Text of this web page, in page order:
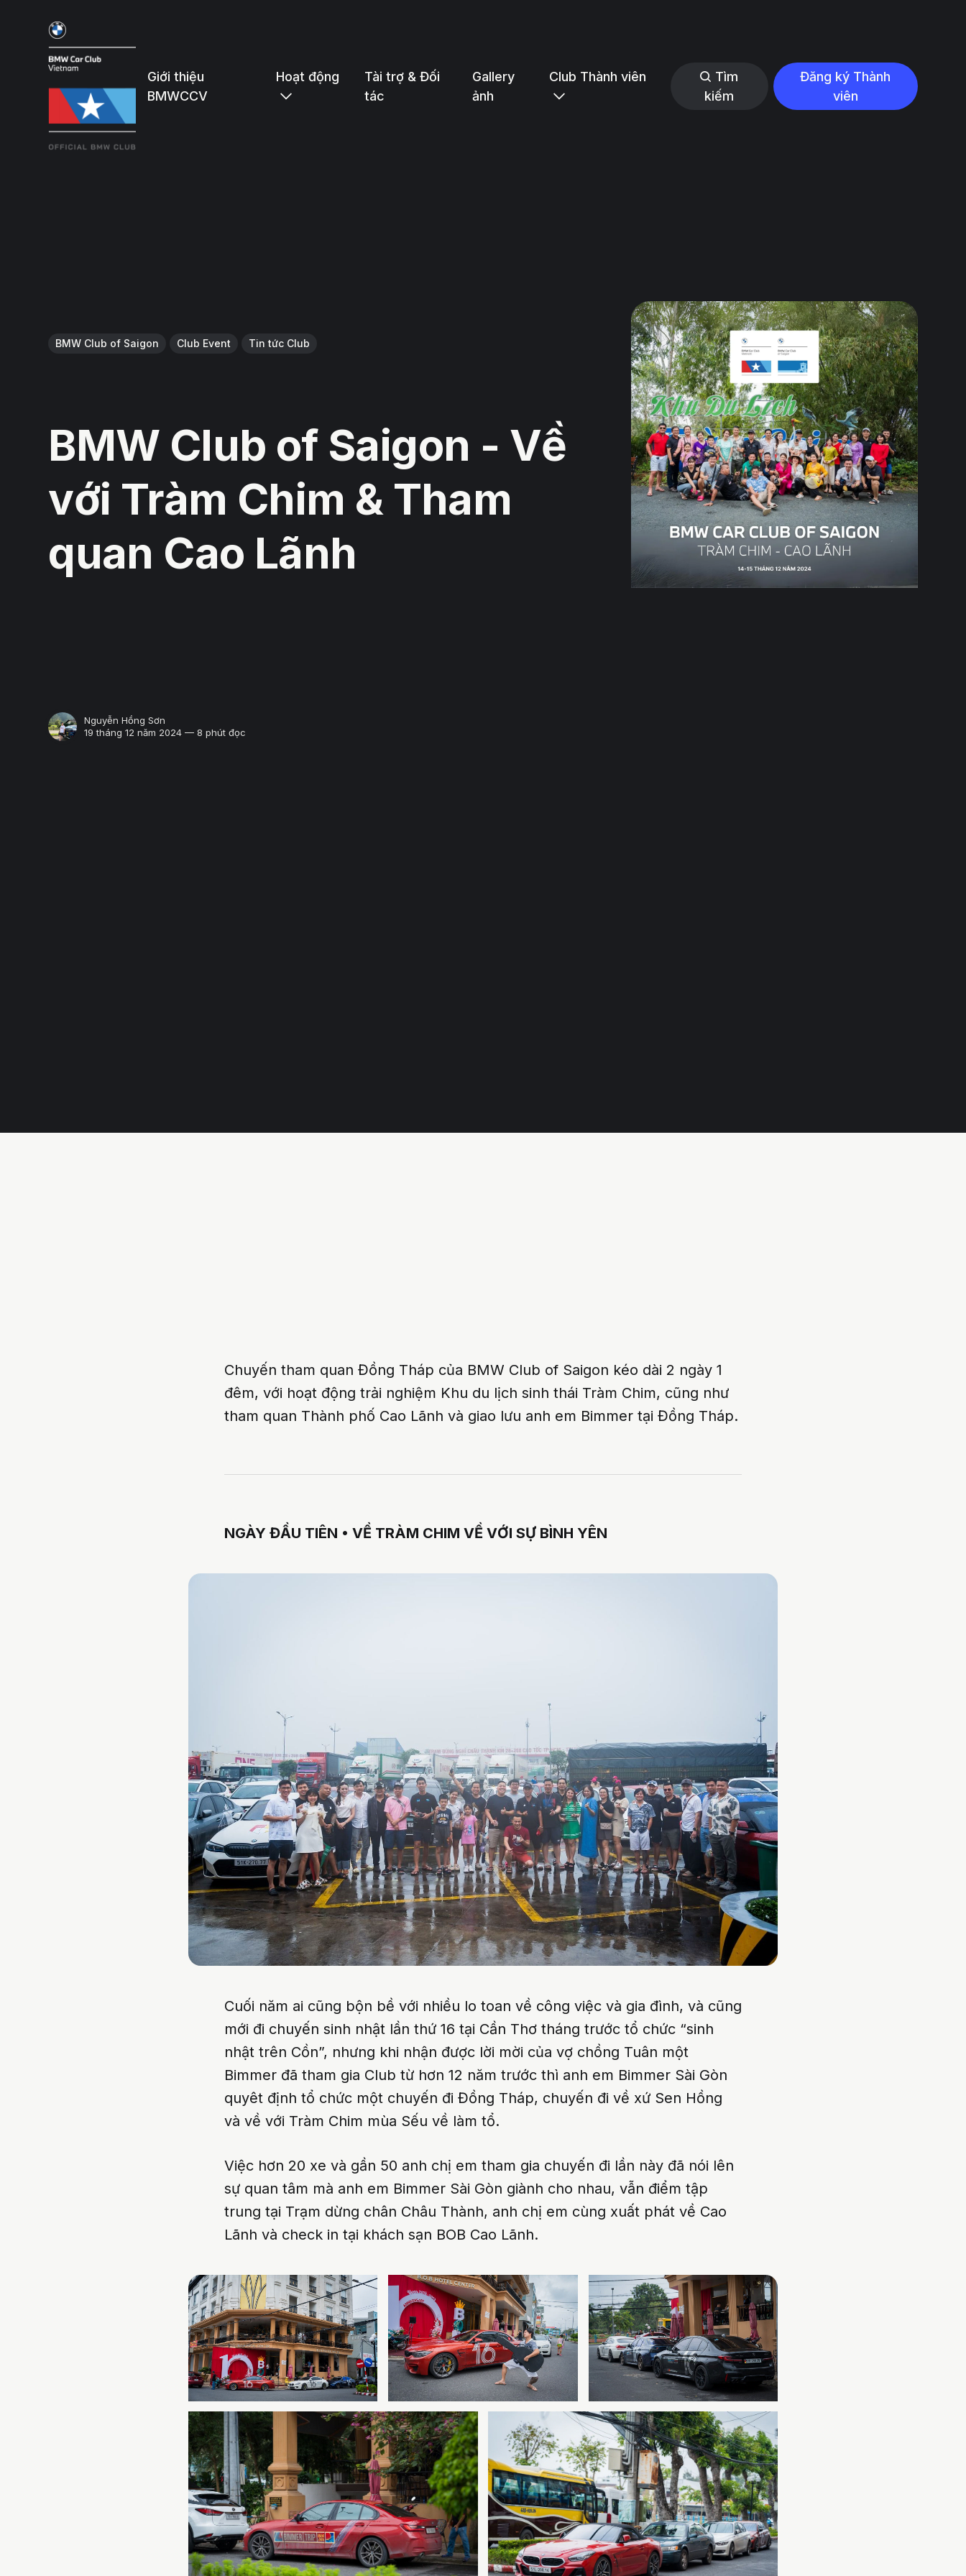
Giới thiệu
BMWCCV
Hoạt động
Tài trợ & Đối
tác
Gallery
ảnh
Club Thành viên
Tìm
kiếm
Đăng ký Thành
viên
BMW Club of Saigon Club Event Tin tức Club
BMW Club of Saigon - Về
với Tràm Chim & Tham
quan Cao Lãnh
Nguyễn Hồng Sơn
19 tháng 12 năm 2024 — 8 phút đọc
Chuyến tham quan Đồng Tháp của BMW Club of Saigon kéo dài 2 ngày 1
đêm, với hoạt động trải nghiệm Khu du lịch sinh thái Tràm Chim, cũng như
tham quan Thành phố Cao Lãnh và giao lưu anh em Bimmer tại Đồng Tháp.
NGÀY ĐẦU TIÊN • VỀ TRÀM CHIM VỀ VỚI SỰ BÌNH YÊN
Cuối năm ai cũng bộn bề với nhiều lo toan về công việc và gia đình, và cũng
mới đi chuyến sinh nhật lần thứ 16 tại Cần Thơ tháng trước tổ chức “sinh
nhật trên Cồn”, nhưng khi nhận được lời mời của vợ chồng Tuân một
Bimmer đã tham gia Club từ hơn 12 năm trước thì anh em Bimmer Sài Gòn
quyêt định tổ chức một chuyến đi Đồng Tháp, chuyến đi về xứ Sen Hồng
và về với Tràm Chim mùa Sếu về làm tổ.
Việc hơn 20 xe và gần 50 anh chị em tham gia chuyến đi lần này đã nói lên
sự quan tâm mà anh em Bimmer Sài Gòn giành cho nhau, vẫn điểm tập
trung tại Trạm dừng chân Châu Thành, anh chị em cùng xuất phát về Cao
Lãnh và check in tại khách sạn BOB Cao Lãnh.